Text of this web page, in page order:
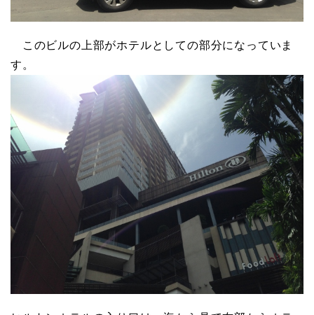
このビルの上部がホテルとしての部分になっていま
す。